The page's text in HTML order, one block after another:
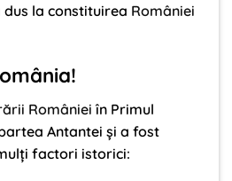
dus la constituirea României
României în Primul
Antantei și a fost
factori istorici: